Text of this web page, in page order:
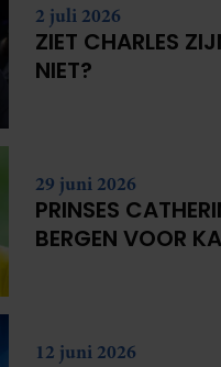
2 juli 2026
ZIET CHARLES
NIET?
29 juni 2026
PRINSES
BERGEN VOOR
12 juni 2026